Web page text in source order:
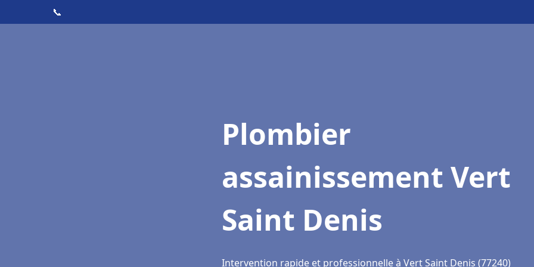
📞
Plombier
assainissement Vert
Saint Denis
Intervention rapide et professionnelle à Vert Saint Denis (77240)